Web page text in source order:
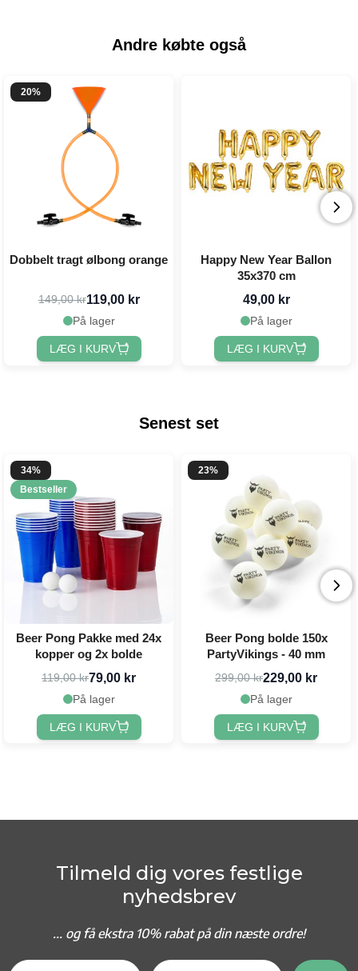
Andre købte også
20%
Dobbelt tragt ølbong orange
149,00 kr119,00 kr
På lager
LÆG I KURV
Happy New Year Ballon
35x370 cm
49,00 kr
På lager
LÆG I KURV
Senest set
34%
Bestseller
Beer Pong Pakke med 24x
kopper og 2x bolde
119,00 kr79,00 kr
På lager
LÆG I KURV
23%
Beer Pong bolde 150x
PartyVikings - 40 mm
299,00 kr229,00 kr
På lager
LÆG I KURV
Tilmeld dig vores festlige
nyhedsbrev
... og få ekstra 10% rabat på din næste ordre!